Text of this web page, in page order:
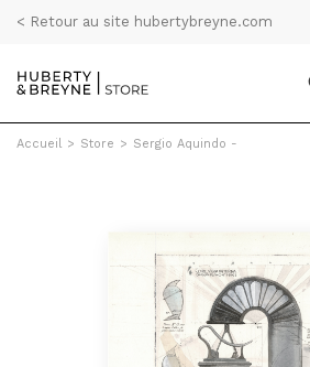
< Retour au site hubertybreyne.com
Accueil > Store > Sergio Aquindo -